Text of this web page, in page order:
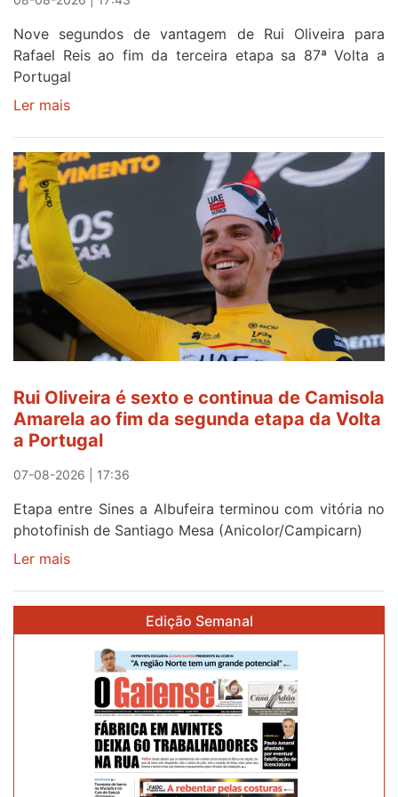
Nove segundos de vantagem de Rui Oliveira para
Rafael Reis ao fim da terceira etapa sa 87ª Volta a
Portugal
Ler mais
Amarela
continua
ser
do
gaiense
Rui
Oliveira
após
quinto
lugar
Beja
e
Elvas
Rui Oliveira é sexto e continua de Camisola
Amarela ao fim da segunda etapa da Volta
a Portugal
07-08-2026 | 17:36
Etapa entre Sines a Albufeira terminou com vitória no
photofinish de Santiago Mesa (Anicolor/Campicarn)
Ler mais
continua
Camisola
Amarela
Edição Semanal